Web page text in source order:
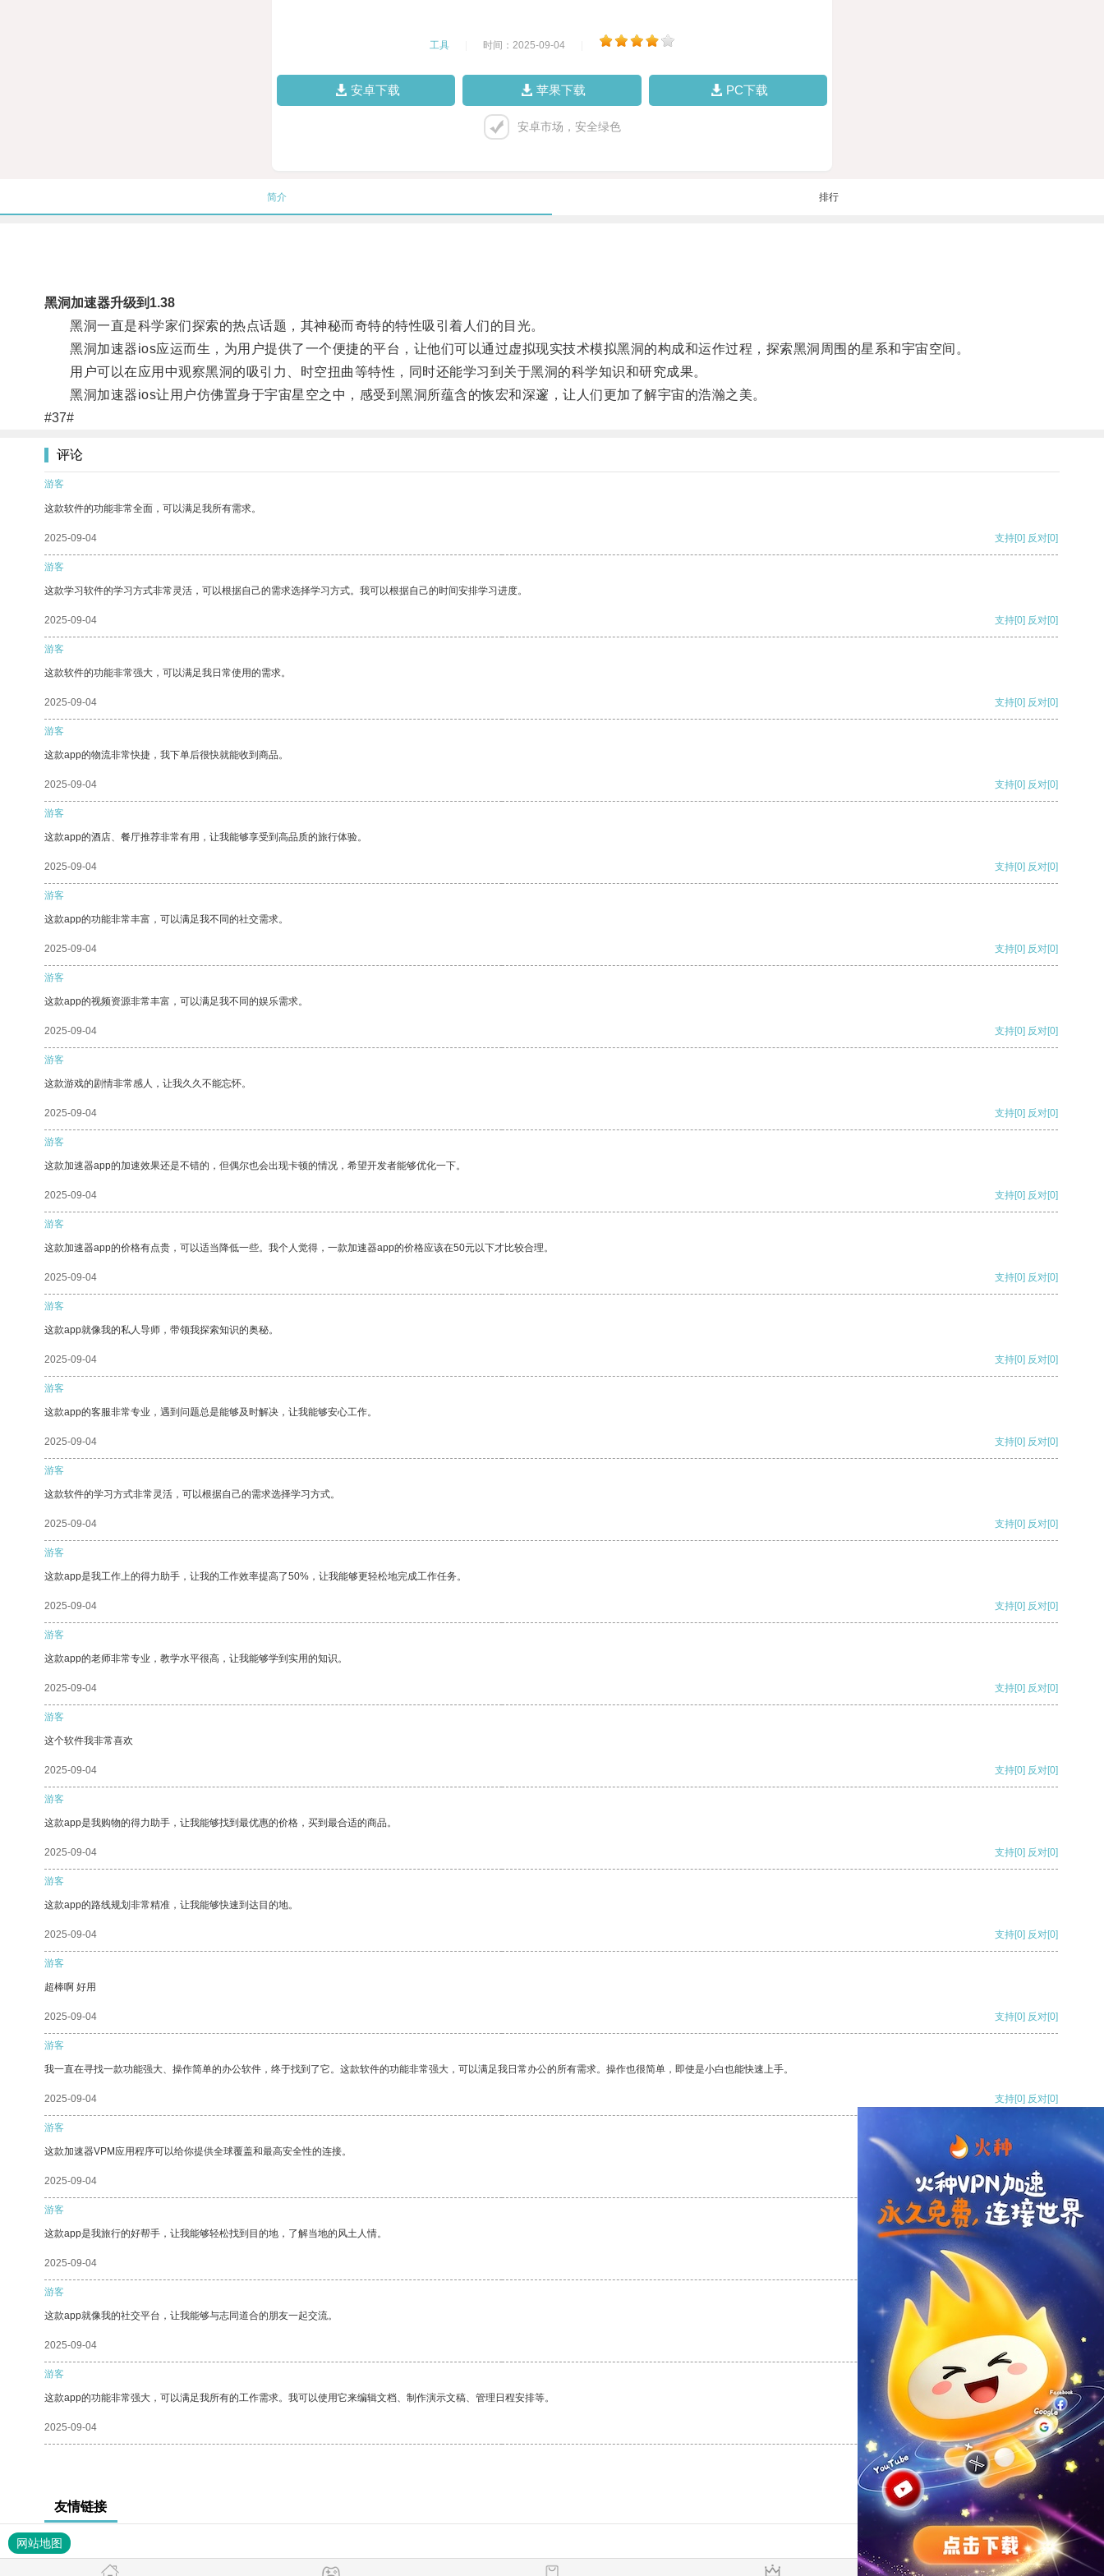
工具 时间：2025-09-04
安卓下载 苹果下载 PC下载
安卓市场，安全绿色
简介 排行
黑洞加速器升级到1.38
黑洞一直是科学家们探索的热点话题，其神秘而奇特的特性吸引着人们的目光。
黑洞加速器ios应运而生，为用户提供了一个便捷的平台，让他们可以通过虚拟现实技术模拟黑洞的构成和运作过程，探索黑洞周围的星系和宇宙空间。
用户可以在应用中观察黑洞的吸引力、时空扭曲等特性，同时还能学习到关于黑洞的科学知识和研究成果。
黑洞加速器ios让用户仿佛置身于宇宙星空之中，感受到黑洞所蕴含的恢宏和深邃，让人们更加了解宇宙的浩瀚之美。
#37#
评论
游客
这款软件的功能非常全面，可以满足我所有需求。
2025-09-04 支持[0] 反对[0]
游客
这款学习软件的学习方式非常灵活，可以根据自己的需求选择学习方式。我可以根据自己的时间安排学习进度。
2025-09-04 支持[0] 反对[0]
游客
这款软件的功能非常强大，可以满足我日常使用的需求。
2025-09-04 支持[0] 反对[0]
游客
这款app的物流非常快捷，我下单后很快就能收到商品。
2025-09-04 支持[0] 反对[0]
游客
这款app的酒店、餐厅推荐非常有用，让我能够享受到高品质的旅行体验。
2025-09-04 支持[0] 反对[0]
游客
这款app的功能非常丰富，可以满足我不同的社交需求。
2025-09-04 支持[0] 反对[0]
游客
这款app的视频资源非常丰富，可以满足我不同的娱乐需求。
2025-09-04 支持[0] 反对[0]
游客
这款游戏的剧情非常感人，让我久久不能忘怀。
2025-09-04 支持[0] 反对[0]
游客
这款加速器app的加速效果还是不错的，但偶尔也会出现卡顿的情况，希望开发者能够优化一下。
2025-09-04 支持[0] 反对[0]
游客
这款加速器app的价格有点贵，可以适当降低一些。我个人觉得，一款加速器app的价格应该在50元以下才比较合理。
2025-09-04 支持[0] 反对[0]
游客
这款app就像我的私人导师，带领我探索知识的奥秘。
2025-09-04 支持[0] 反对[0]
游客
这款app的客服非常专业，遇到问题总是能够及时解决，让我能够安心工作。
2025-09-04 支持[0] 反对[0]
游客
这款软件的学习方式非常灵活，可以根据自己的需求选择学习方式。
2025-09-04 支持[0] 反对[0]
游客
这款app是我工作上的得力助手，让我的工作效率提高了50%，让我能够更轻松地完成工作任务。
2025-09-04 支持[0] 反对[0]
游客
这款app的老师非常专业，教学水平很高，让我能够学到实用的知识。
2025-09-04 支持[0] 反对[0]
游客
这个软件我非常喜欢
2025-09-04 支持[0] 反对[0]
游客
这款app是我购物的得力助手，让我能够找到最优惠的价格，买到最合适的商品。
2025-09-04 支持[0] 反对[0]
游客
这款app的路线规划非常精准，让我能够快速到达目的地。
2025-09-04 支持[0] 反对[0]
游客
超棒啊 好用
2025-09-04 支持[0] 反对[0]
游客
我一直在寻找一款功能强大、操作简单的办公软件，终于找到了它。这款软件的功能非常强大，可以满足我日常办公的所有需求。操作也很简单，即使是小白也能快速上手。
2025-09-04 支持[0] 反对[0]
游客
这款加速器VPM应用程序可以给你提供全球覆盖和最高安全性的连接。
2025-09-04 支持[0] 反对
游客
这款app是我旅行的好帮手，让我能够轻松找到目的地，了解当地的风土人情。
2025-09-04 支持
游客
这款app就像我的社交平台，让我能够与志同道合的朋友一起交流。
2025-09-04 反对 [0]
游客
这款app的功能非常强大，可以满足我所有的工作需求。我可以使用它来编辑文档、制作演示文稿、管理日程安排等。
2025-09-04 支持[0] 反对[0]
友情链接
网站地图